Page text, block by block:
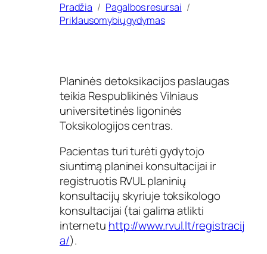
Pradžia
Pagalbos resursai
Priklausomybių gydymas
Planinės detoksikacijos paslaugas
teikia Respublikinės Vilniaus
universitetinės ligoninės
Toksikologijos centras.
Pacientas turi turėti gydytojo
siuntimą planinei konsultacijai ir
registruotis RVUL planinių
konsultacijų skyriuje toksikologo
konsultacijai (tai galima atlikti
internetu http://www.rvul.lt/registracij
a/).